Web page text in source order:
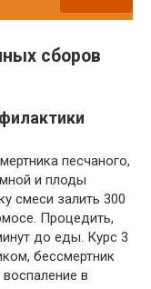
сборов
песчаного,
и плоды
смеси залить 300
Процедить,
до еды. Курс 3
бессмертник
в